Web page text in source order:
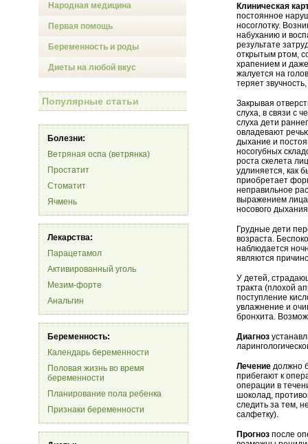
Народная медицина
Первая помощь
Беременность и роды
Диеты на любой вкус
Популярные статьи
Болезни:
Ветряная оспа (ветрянка)
Простатит
Стоматит
Ячмень
Лекарства:
Парацетамол
Активированный уголь
Мезим-форте
Анальгин
Беременность:
Календарь беременности
Половая жизнь во время
беременности
Планирование пола ребенка
Признаки беременности
Клиническая
постоянное
носоглотку.
набуханию и
результате
открытым ртом,
храпением и
жалуется на
теряет
Закрывая
слуха, в связи с
слуха дети
овладевают
дыхание и
носогубных
роста скелета
удлиняется, как
приобретает
неправильное
выражением
носового
Грудные дети
возраста.
наблюдается
являются
У детей,
тракта (плохой
поступление
увлажнение и
бронхита.
Диагноз
Лечение должно
прибегают к
операции в
шоколад,
следить за тем,
салфетку).
Прогноз после